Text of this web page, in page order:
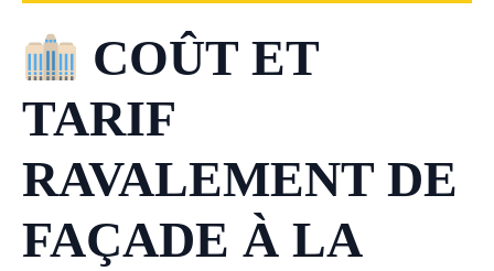
COÛT ET
TARIF
RAVALEMENT DE
FAÇADE À LA